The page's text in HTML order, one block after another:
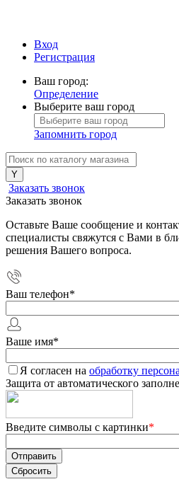
Вход
Регистрация
Ваш город:
Определение
Выберите ваш город
Запомнить город
Заказать звонок
Заказать звонок
Оставьте Ваше сообщение и
специалисты свяжутся с Вами в
решения Вашего вопроса.
Ваш телефон*
Ваше имя*
Я согласен на обработку
Защита от автоматического
Введите символы с картинки*